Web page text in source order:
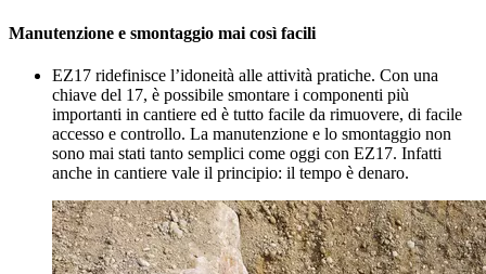
Manutenzione e smontaggio mai così facili
EZ17 ridefinisce l’idoneità alle attività pratiche. Con una
chiave del 17, è possibile smontare i componenti più
importanti in cantiere ed è tutto facile da rimuovere, di facile
accesso e controllo. La manutenzione e lo smontaggio non
sono mai stati tanto semplici come oggi con EZ17. Infatti
anche in cantiere vale il principio: il tempo è denaro.